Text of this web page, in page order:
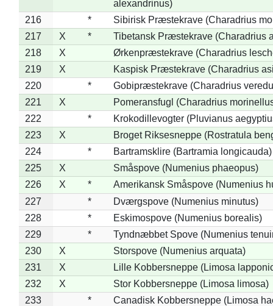
alexandrinus)
216
*
Sibirisk Præstekrave (Charadrius
217
X *
Tibetansk Præstekrave (Charadrius
218
X
Ørkenpræstekrave (Charadrius
219
X
Kaspisk Præstekrave (Charadrius
220
*
Gobipræstekrave (Charadrius
221
X
Pomeransfugl (Charadrius
222
*
Krokodillevogter (Pluvianus
223
X
Broget Riksesneppe (Rostratula
224
*
Bartramsklire (Bartramia longicauda)
225
X
Småspove (Numenius phaeopus)
226
X *
Amerikansk Småspove (Numenius
227
*
Dværgspove (Numenius minutus)
228
*
Eskimospove (Numenius borealis)
229
*
Tyndnæbbet Spove (Numenius
230
X
Storspove (Numenius arquata)
231
X
Lille Kobbersneppe (Limosa
232
X
Stor Kobbersneppe (Limosa limosa)
233
*
Canadisk Kobbersneppe (Limosa